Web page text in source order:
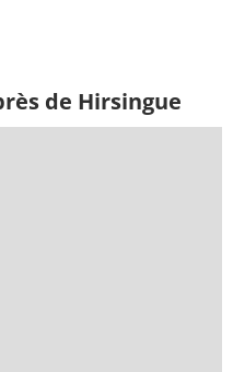
de Hirsingue